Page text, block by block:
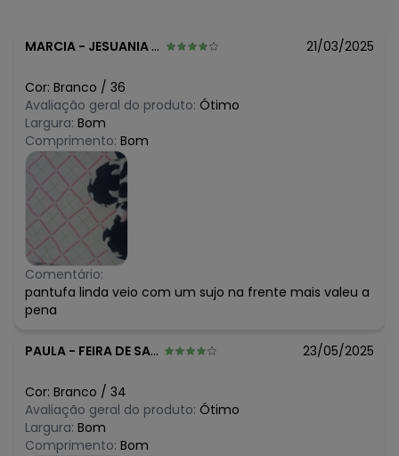
MARCIA - JESUANIA - MG 21/03/2025
Cor: Branco / 36
Avaliação geral do produto: Ótimo
Largura: Bom
Comprimento: Bom
Comentário:
pantufa linda veio com um sujo na frente mais valeu a
pena
PAULA - FEIRA DE SANTANA - BA 23/05/2025
Cor: Branco / 34
Avaliação geral do produto: Ótimo
Largura: Bom
Comprimento: Bom